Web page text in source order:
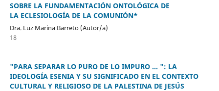
SOBRE LA FUNDAMENTACIÓN ONTOLÓGICA DE
LA ECLESIOLOGÍA DE LA COMUNIÓN*
Dra. Luz Marina Barreto (Autor/a)
18
"PARA SEPARAR LO PURO DE LO IMPURO ... ": LA
IDEOLOGÍA ESENIA Y SU SIGNIFICADO EN EL CONTEXTO
CULTURAL Y RELIGIOSO DE LA PALESTINA DE JESÚS